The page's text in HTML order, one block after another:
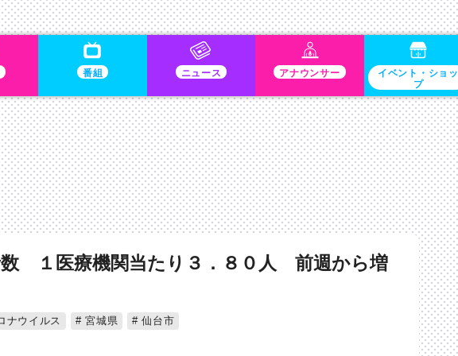
番組 ニュース アナウンサー イベント・ショッ
プ
数 １医療機関当たり３．８０人 前週から増
ナウイルス 宮城県 仙台市